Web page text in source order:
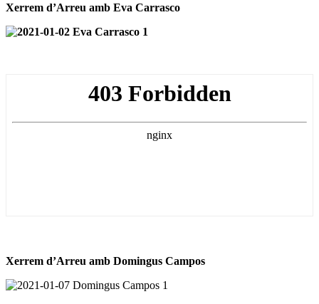
Xerrem d’Arreu amb Eva Carrasco
Xerrem d’Arreu amb Domingus Campos